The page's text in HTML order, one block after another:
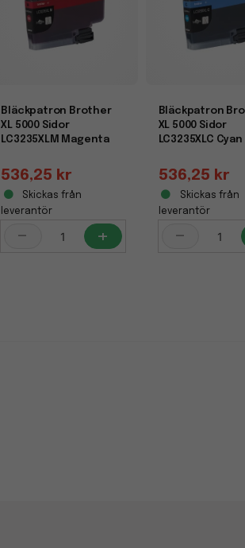
Bläckpatron Brother
XL 5000 Sidor
LC3235XLM Magenta
536,25 kr
Skickas från
leverantör
- +
Bläckpatron
XL 5000 Sidor
LC3235XLC Cyan
536,25 kr
Skickas från
leverantör
-